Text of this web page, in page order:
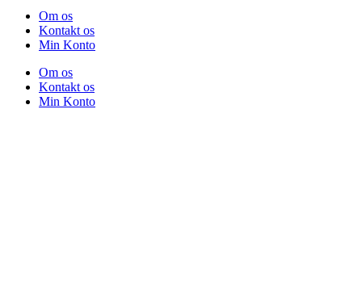
Om os
Kontakt os
Min Konto
Om os
Kontakt os
Min Konto